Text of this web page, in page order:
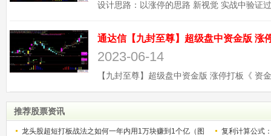
2023-06-14
推荐股票资讯
龙头股超短打板战法之如何一年内用1万块赚到1个亿（图
复利计算公式